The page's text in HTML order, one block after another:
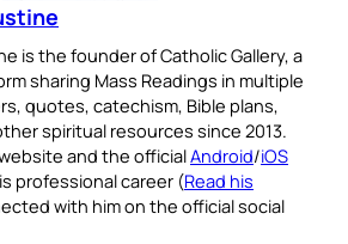
is the founder of Catholic Gallery, a
sharing Mass Readings in multiple
quotes, catechism, Bible plans,
spiritual resources since 2013.
and the officialAndroid/iOS
professional career (Read his
with him on the official social